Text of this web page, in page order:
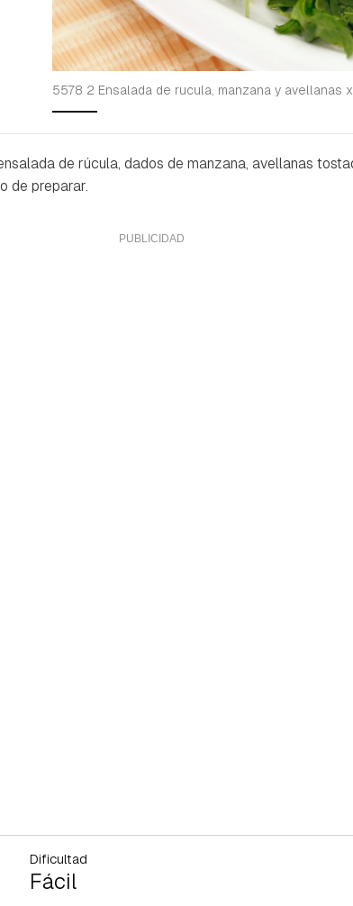
5578 2 Ensalada de rucula, manzana y avellanas
de rúcula, dados de manzana, avellanas
de preparar.
Dificultad
Fácil